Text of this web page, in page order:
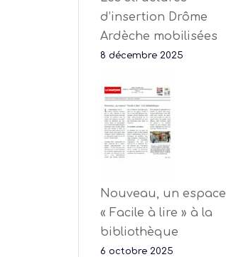
d’insertion Drôme
Ardèche mobilisées
8 décembre 2025
Nouveau, un espace
« Facile à lire » à la
bibliothèque
6 octobre 2025